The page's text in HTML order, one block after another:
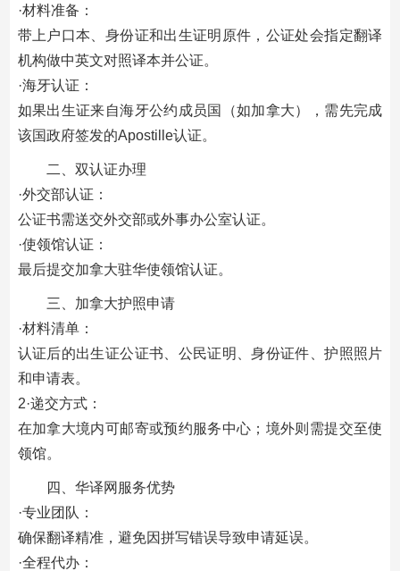
‌·材料准备‌：
带上户口本、身份证和出生证明原件，公证处会指定翻译
机构做中英文对照译本并公证。
‌·海牙认证‌：
如果出生证来自海牙公约成员国（如加拿大），需先完成
该国政府签发的Apostille认证。
二、双认证办理
‌·外交部认证‌：
公证书需送交外交部或外事办公室认证。
‌·使领馆认证‌：
最后提交加拿大驻华使领馆认证。
三、加拿大护照申请
‌·材料清单‌：
认证后的出生证公证书、公民证明、身份证件、护照照片
和申请表。
2·递交方式‌：
在加拿大境内可邮寄或预约服务中心；境外则需提交至使
领馆。
四、华译网服务优势
‌·专业团队‌：
确保翻译精准，避免因拼写错误导致申请延误。
‌·全程代办‌：